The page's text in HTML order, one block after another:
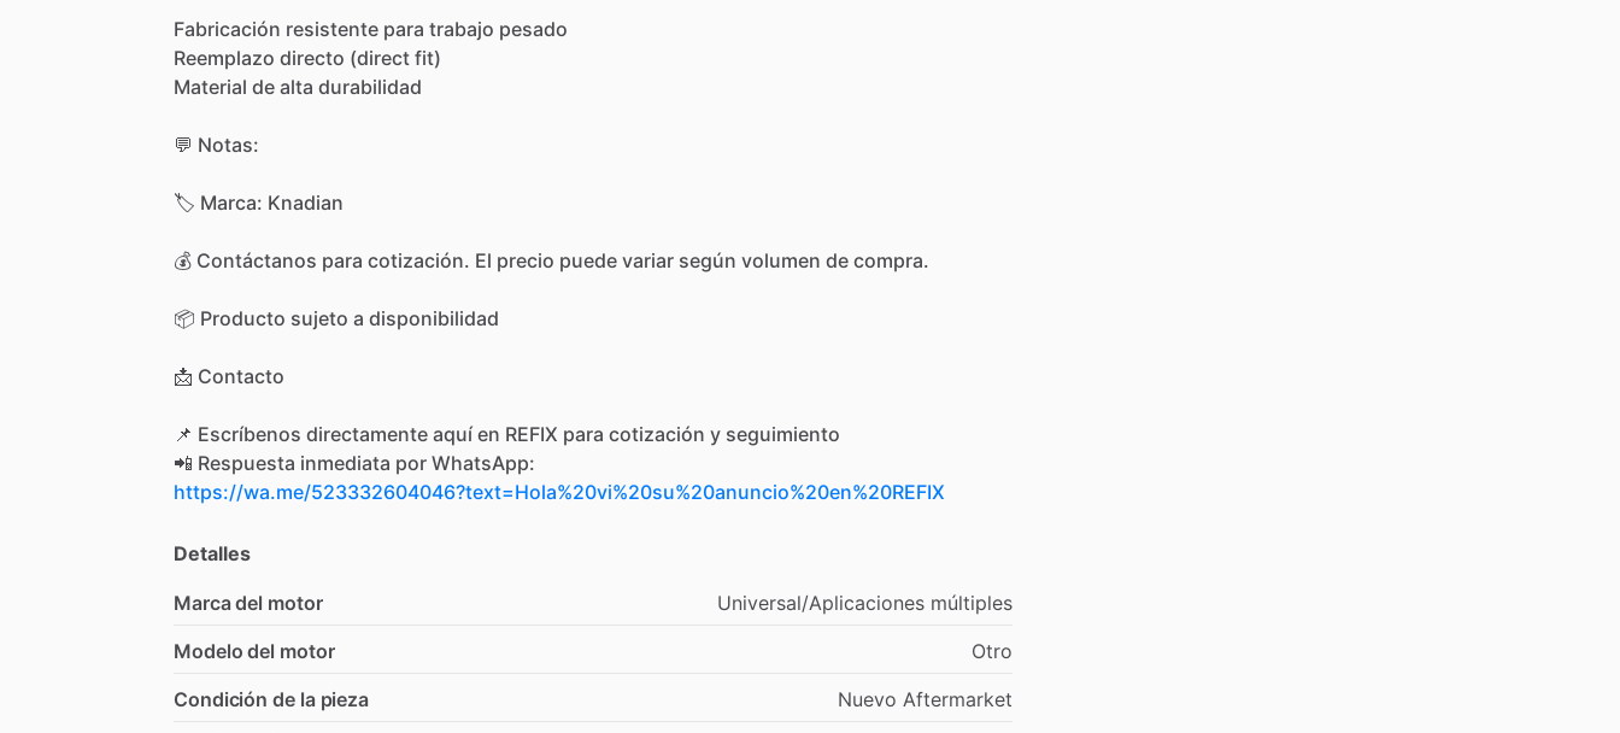
Fabricación resistente para trabajo pesado
Reemplazo directo (direct fit)
Material de alta durabilidad
💬 Notas:
🏷️ Marca: Knadian
💰 Contáctanos para cotización. El precio puede variar según volumen de compra.
📦 Producto sujeto a disponibilidad
📩 Contacto
📌 Escríbenos directamente aquí en REFIX para cotización y seguimiento
📲 Respuesta inmediata por WhatsApp:
https://wa.me/523332604046?text=Hola%20vi%20su%20anuncio%20en%20REFIX
Detalles
Marca del motor Universal​/​Aplicaciones múltiples
Modelo del motor
Otro
Condición de la pieza
Nuevo Aftermarket